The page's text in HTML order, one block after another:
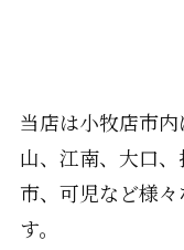
当店は小牧店市
山、江南、大口
市、可児など様
す。